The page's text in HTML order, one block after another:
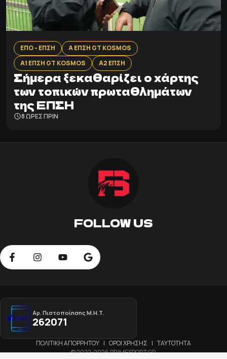
ΕΠΟ - ΕΠΣΗ
Α ΕΠΣΗ GT KOSMOS
Α1 ΕΠΣΗ GT KOSMOS
Α2 ΕΠΣΗ
Σήμερα ξεκαθαρίζει ο χάρτης
των τοπικών πρωταθλημάτων
της ΕΠΣΗ
8 ΩΡΕΣ ΠΡΙΝ
FOLLOW US
Αρ. Πιστοποίησης Μ.Η.Τ.
262071
ΠΟΛΙΤΙΚΗ ΑΠΟΡΡΗΤΟΥ | ΟΡΟΙ ΧΡΗΣΗΣ | ΤΑΥΤΟΤΗΤΑ
© 2022-2026 PRIMESPORT.GR